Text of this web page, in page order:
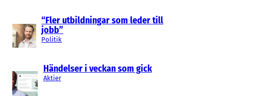
“Fler utbildningar som leder till
jobb”
Politik
Händelser i veckan som gick
Aktier